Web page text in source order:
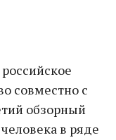
совместно с
обзорный
в ряде